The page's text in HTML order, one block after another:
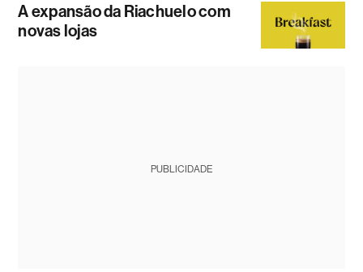
A expansão da Riachuelo com
novas lojas
PUBLICIDADE